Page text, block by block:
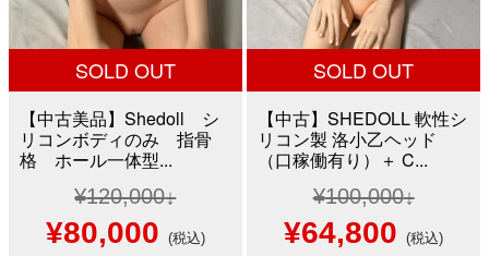
SOLD OUT
【中古美品】Shedoll シ
リコンボディのみ 指骨
格 ホール一体型...
¥120,000
元
¥80,000現
(税込)
SOLD OUT
【中古】SHEDOLL 軟性シ
リコン製 洛小乙ヘッド
（口稼働有り）＋ C...
¥100,000
元
¥64,800 現
(税込)